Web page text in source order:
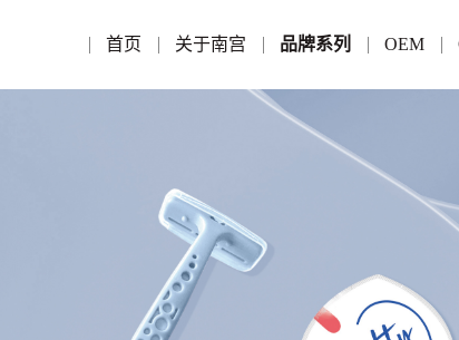
首页 关于南宫 品牌系列 OEM